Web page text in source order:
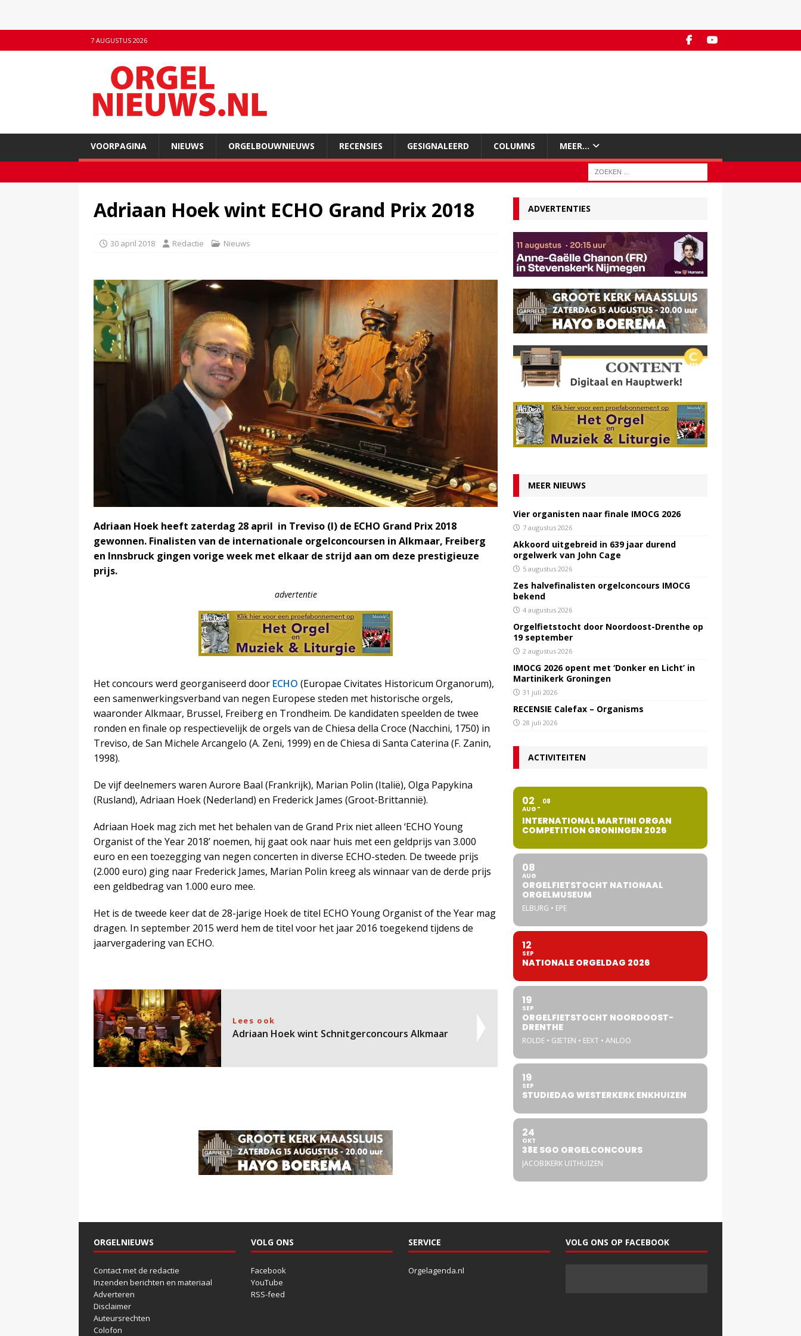
7 AUGUSTUS 2026
VOORPAGINA NIEUWS ORGELBOUWNIEUWS RECENSIES GESIGNALEERD COLUMNS MEER…
Adriaan Hoek wint ECHO Grand Prix 2018
30 april 2018 Redactie Nieuws
Adriaan Hoek heeft zaterdag 28 april in Treviso (I) de ECHO Grand Prix 2018
gewonnen. Finalisten van de internationale orgelconcoursen in Alkmaar, Freiberg
en Innsbruck gingen vorige week met elkaar de strijd aan om deze prestigieuze
prijs.
advertentie
Het concours werd georganiseerd door ECHO (Europae Civitates Historicum Organorum),
een samenwerkingsverband van negen Europese steden met historische orgels,
waaronder Alkmaar, Brussel, Freiberg en Trondheim. De kandidaten speelden de twee
ronden en finale op respectievelijk de orgels van de Chiesa della Croce (Nacchini, 1750) in
Treviso, de San Michele Arcangelo (A. Zeni, 1999) en de Chiesa di Santa Caterina (F. Zanin,
1998).
De vijf deelnemers waren Aurore Baal (Frankrijk), Marian Polin (Italië), Olga Papykina
(Rusland), Adriaan Hoek (Nederland) en Frederick James (Groot-Brittannië).
Adriaan Hoek mag zich met het behalen van de Grand Prix niet alleen ‘ECHO Young
Organist of the Year 2018’ noemen, hij gaat ook naar huis met een geldprijs van 3.000
euro en een toezegging van negen concerten in diverse ECHO-steden. De tweede prijs
(2.000 euro) ging naar Frederick James, Marian Polin kreeg als winnaar van de derde prijs
een geldbedrag van 1.000 euro mee.
Het is de tweede keer dat de 28-jarige Hoek de titel ECHO Young Organist of the Year mag
dragen. In september 2015 werd hem de titel voor het jaar 2016 toegekend tijdens de
jaarvergadering van ECHO.
Lees ook
Adriaan Hoek wint Schnitgerconcours Alkmaar
ADVERTENTIES
MEER NIEUWS
Vier organisten naar finale IMOCG 2026
7 augustus 2026
Akkoord uitgebreid in 639 jaar durend
orgelwerk van John Cage
5 augustus 2026
Zes halvefinalisten orgelconcours IMOCG
bekend
4 augustus 2026
Orgelfietstocht door Noordoost-Drenthe op
19 september
2 augustus 2026
IMOCG 2026 opent met ‘Donker en Licht’ in
Martinikerk Groningen
31 juli 2026
RECENSIE Calefax – Organisms
28 juli 2026
ACTIVITEITEN
02
AUG
08
INTERNATIONAL MARTINI ORGAN
COMPETITION GRONINGEN 2026
08
AUG
ORGELFIETSTOCHT NATIONAAL
ORGELMUSEUM
ELBURG • EPE
12
SEP
NATIONALE ORGELDAG 2026
19
SEP
ORGELFIETSTOCHT NOORDOOST-
DRENTHE
ROLDE • GIETEN • EEXT • ANLOO
19
SEP
STUDIEDAG WESTERKERK ENKHUIZEN
24
OKT
38E SGO ORGELCONCOURS
JACOBIKERK UITHUIZEN
ORGELNIEUWS
Contact met de redactie
Inzenden berichten en materiaal
Adverteren
Disclaimer
Auteursrechten
Colofon
VOLG ONS
Facebook
YouTube
RSS-feed
SERVICE
Orgelagenda.nl
VOLG ONS OP FACEBOOK